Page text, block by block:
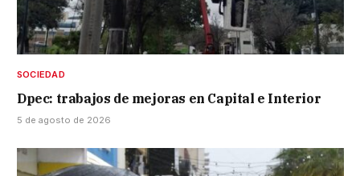
SOCIEDAD
Dpec: trabajos de mejoras en Capital e Interior
5 de agosto de 2026